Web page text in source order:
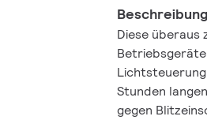
Beschreibung
Diese überaus
Lichtsteuerung
Stunden
gegen